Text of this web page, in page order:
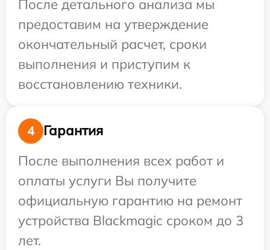
После детального анализа мы
предоставим на утверждение
окончательный расчет, сроки
выполнения и приступим к
восстановлению техники.
4
Гарантия
После выполнения всех работ и
оплаты услуги Вы получите
официальную гарантию на ремонт
устройства Blackmagic сроком до 3
лет.